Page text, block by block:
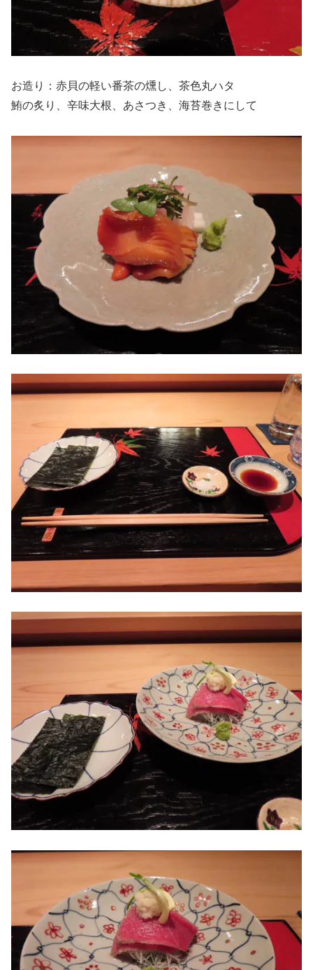
お造り：赤貝の軽い番茶の燻し、茶色丸ハタ
鮪の炙り、辛味大根、あさつき、海苔巻きにして